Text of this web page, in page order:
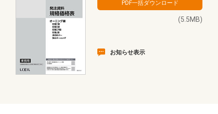
(5.5MB)
お知らせ表示